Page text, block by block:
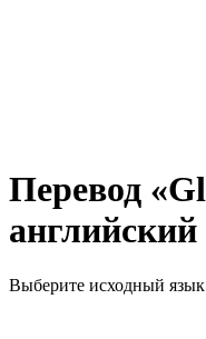
Перевод
английский
Выберите исходный язык